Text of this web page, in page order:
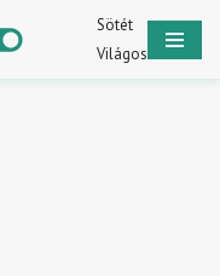
Sötét
Világos